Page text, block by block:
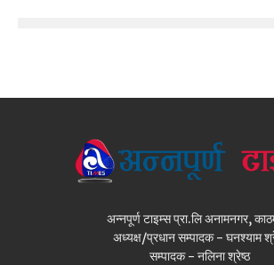
अन्नपूर्ण टाइम्स प्रा.लि अनामनगर,
अध्यक्ष/प्रधान सम्पादक - घनश्याम
सम्पादक - नलिना श्रेष्ठ